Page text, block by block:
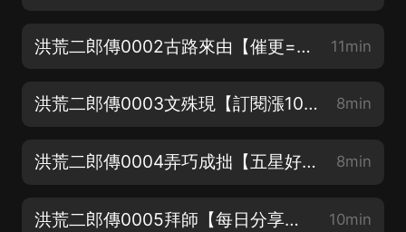
洪荒二郎傳0002古路來由【催更=分享+五星好評⭐️⭐️⭐️⭐️⭐️】 11min
洪荒二郎傳0003文殊現【訂閱漲1000，加更1集】 8min
洪荒二郎傳0004弄巧成拙【五星好評漲200，加更1集】 8min
洪荒二郎傳0005拜師【每日分享每漲200，加更1集】 10min